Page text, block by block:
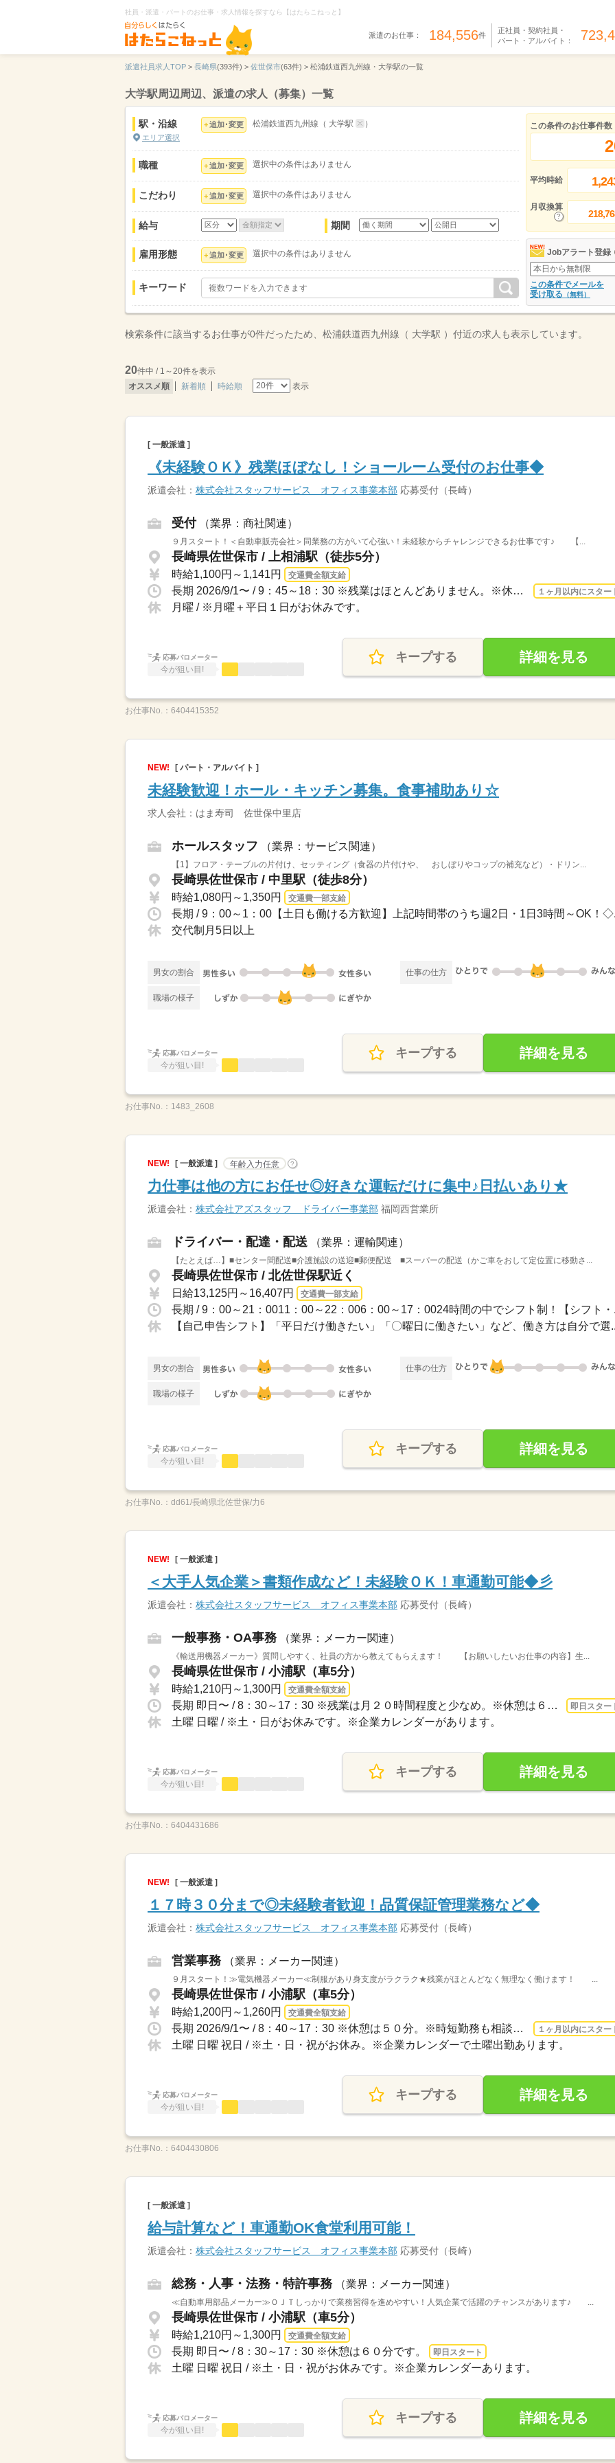
社員・派遣・パートのお仕事・求人情報を探すなら【はたらこねっと】
派遣のお仕事： 184,556件
正社員・契約社員・
パート・アルバイト：
派遣社員求人TOP > 長崎県(393件) > 佐世保市(63件) > 松浦鉄道西九州線・大学駅の一覧
大学駅周辺周辺、派遣の求人（募集）一覧
駅・沿線
エリア選択
追加･変更 松浦鉄道西九州線 （ 大学駅 ）
職種 追加･変更 選択中の条件はありません
こだわり 追加･変更 選択中の条件はありません
給与 期間
雇用形態 追加･変更 選択中の条件はありません
キーワード
この条件のお仕事件数
平均時給
月収換算
Jobアラート登録
この条件でメールを
受け取る （無料）
検索条件に該当するお仕事が0件だったため、松浦鉄道西九州線（ 大学駅 ）付近の求人も表示しています。
20件中 / 1～20件を表示
オススメ順
新着順 時給順 表示
[ 一般派遣 ]
《未経験ＯＫ》残業ほぼなし！ショールーム受付のお仕事◆
派遣会社： 株式会社スタッフサービス オフィス事業本部 応募受付（長崎）
受付 （業界：商社関連）
９月スタート！＜自動車販売会社＞同業務の方がいて心強い！未経験からチャレンジできるお仕事です♪ 【...
長崎県佐世保市 / 上相浦駅（徒歩5分）
時給1,100円～1,141円 交通費全額支給
長期 2026/9/1〜 / 9：45～18：30 ※残業はほとんどありません。※休憩は６０分です。 １ヶ月以内にスター
月曜 / ※月曜＋平日１日がお休みです。
応募バロメーター
今が狙い目!
キープする 詳細を見る
お仕事No.： 6404415352
NEW! [ パート・アルバイト ]
未経験歓迎！ホール・キッチン募集。食事補助あり☆
求人会社：はま寿司 佐世保中里店
ホールスタッフ （業界：サービス関連）
【1】フロア・テーブルの片付け、セッティング（食器の片付けや、 おしぼりやコップの補充など）・ドリン...
長崎県佐世保市 / 中里駅（徒歩8分）
時給1,080円～1,350円 交通費一部支給
長期 / 9：00～1：00【土日も働ける方歓迎】上記時間帯のうち週2日・1日3時間～OK！
交代制月5日以上
男女の割合 仕事の仕方
職場の様子
応募バロメーター
今が狙い目!
キープする 詳細を見る
お仕事No.： 1483_2608
NEW! [ 一般派遣 ] 年齢入力任意 ?
力仕事は他の方にお任せ◎好きな運転だけに集中♪日払いあり★
派遣会社： 株式会社アズスタッフ ドライバー事業部 福岡西営業所
ドライバー・配達・配送 （業界：運輸関連）
【たとえば…】■センター間配送■介護施設の送迎■郵便配送 ■スーパーの配送（かご車をおして定位置に移動さ...
長崎県佐世保市 / 北佐世保駅近く
日給13,125円～16,407円 交通費一部支給
長期 / 9：00～21：0011：00～22：006：00～17：0024時間の中でシフト制！【シフト・
【自己申告シフト】「平日だけ働きたい」「〇曜日に働きたい」など、働き方は自分で選
男女の割合 仕事の仕方
職場の様子
応募バロメーター
今が狙い目!
キープする 詳細を見る
お仕事No.： dd61/長崎県北佐世保/力6
NEW! [ 一般派遣 ]
＜大手人気企業＞書類作成など！未経験ＯＫ！車通勤可能◆彡
派遣会社： 株式会社スタッフサービス オフィス事業本部 応募受付（長崎）
一般事務・OA事務 （業界：メーカー関連）
《輸送用機器メーカー》質問しやすく、社員の方から教えてもらえます！ 【お願いしたいお仕事の内容】生...
長崎県佐世保市 / 小浦駅（車5分）
時給1,210円～1,300円 交通費全額支給
長期 即日〜 / 8：30～17：30 ※残業は月２０時間程度と少なめ。※休憩は６０分です。 即日スター
土曜 日曜 / ※土・日がお休みです。※企業カレンダーがあります。
応募バロメーター
今が狙い目!
キープする 詳細を見る
お仕事No.： 6404431686
NEW! [ 一般派遣 ]
１７時３０分まで◎未経験者歓迎！品質保証管理業務など◆
派遣会社： 株式会社スタッフサービス オフィス事業本部 応募受付（長崎）
営業事務 （業界：メーカー関連）
９月スタート！≫電気機器メーカー≪制服があり身支度がラクラク★残業がほとんどなく無理なく働けます！ ...
長崎県佐世保市 / 小浦駅（車5分）
時給1,200円～1,260円 交通費全額支給
長期 2026/9/1〜 / 8：40～17：30 ※休憩は５０分。※時短勤務も相談可能です。 １ヶ月以内にスター
土曜 日曜 祝日 / ※土・日・祝がお休み。※企業カレンダーで土曜出勤あります。
応募バロメーター
今が狙い目!
キープする 詳細を見る
お仕事No.： 6404430806
[ 一般派遣 ]
給与計算など！車通勤OK食堂利用可能！
派遣会社： 株式会社スタッフサービス オフィス事業本部 応募受付（長崎）
総務・人事・法務・特許事務 （業界：メーカー関連）
≪自動車用部品メーカー≫ＯＪＴしっかりで業務習得を進めやすい！人気企業で活躍のチャンスがあります♪ ...
長崎県佐世保市 / 小浦駅（車5分）
時給1,210円～1,300円 交通費全額支給
長期 即日〜 / 8：30～17：30 ※休憩は６０分です。 即日スタート
土曜 日曜 祝日 / ※土・日・祝がお休みです。※企業カレンダーあります。
応募バロメーター
今が狙い目!
キープする 詳細を見る